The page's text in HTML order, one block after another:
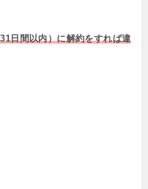
日間以内）に解約をすれば違